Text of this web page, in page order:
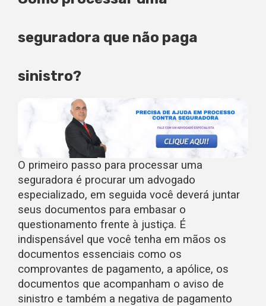
seguradora que não paga
sinistro?
O primeiro passo para processar uma
seguradora é procurar um advogado
especializado, em seguida você deverá juntar
seus documentos para embasar o
questionamento frente à justiça. É
indispensável que você tenha em mãos os
documentos essenciais como os
comprovantes de pagamento, a apólice, os
documentos que acompanham o aviso de
sinistro e também a negativa de pagamento